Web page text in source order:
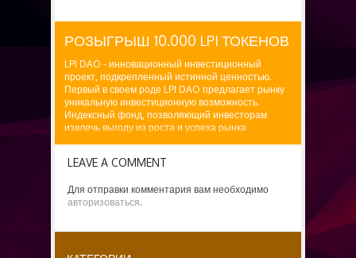
РОЗЫГРЫШ 10.000 LPI ТОКЕНОВ
LPI DAO - инновационный инвестиционный
проект, подкрепленный истинной ценностью.
Первый в своем роде LPI DAO предлагает рынку
уникальную инвестиционную возможность.
Индексный фонд, позволяющий инвесторам
извлечь выгоду из роста и успеха рынка
LEAVE A COMMENT
Для отправки комментария вам необходимо
авторизоваться.